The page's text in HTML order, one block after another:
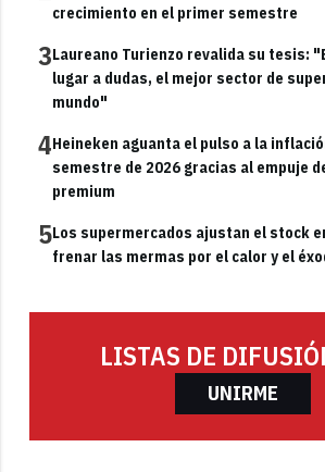
crecimiento en el primer semestre
3Laureano Turienzo revalida su tesis:
lugar a dudas, el mejor sector de
mundo"
4Heineken aguanta el pulso a la
semestre de 2026 gracias al empuje
premium
5Los supermercados ajustan el stock
frenar las mermas por el calor y el
LISTAS DE
UNIRME